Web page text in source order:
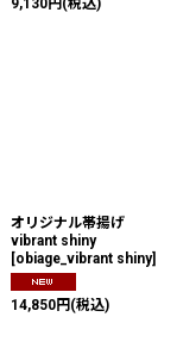
9,130円 (税込)
オリジナル帯揚げ
vibrant shiny
[obiage_vibrant shiny]
14,850円 (税込)